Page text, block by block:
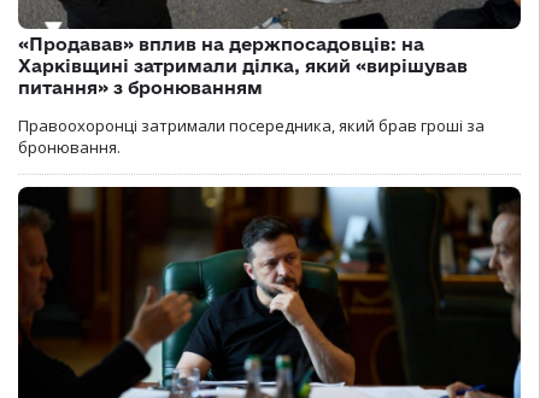
«Продавав» вплив на держпосадовців: на
Харківщині затримали ділка, який «вирішував
питання» з бронюванням
Правоохоронці затримали посередника, який брав гроші за
бронювання.